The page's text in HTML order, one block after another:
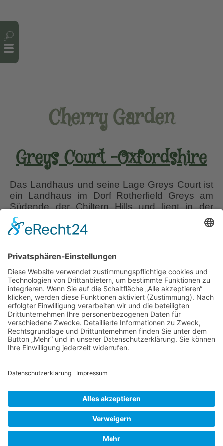
Cherry Garden
Greys Court -Oxfordshire
Das Landhaus und seine Lage Greys Court ist
ein Landhaus im Dorf Rotherfield Greys am
Südende der Chiltern Hills und liegt in der
englischen Grafschaft Oxfordshire. Das ‘Tudor’-
Haus ist eingebettet in den umgebenden
Grey, welche die Nachfahren des
normannischen Ritters Anchetil de Greye
waren.…Greys
Court
-
Oxfordshire
Liebe Leser! Ihr könnt euch per E-Mail
informieren lassen, wenn neue Artikel auf
Wurzerlsgarten erscheinen.Folgt dafür einfach
diesem Link und gebt dort eure E-Mailadresse
Cookie-Einstellungen© 2026 Wurzerls Garten